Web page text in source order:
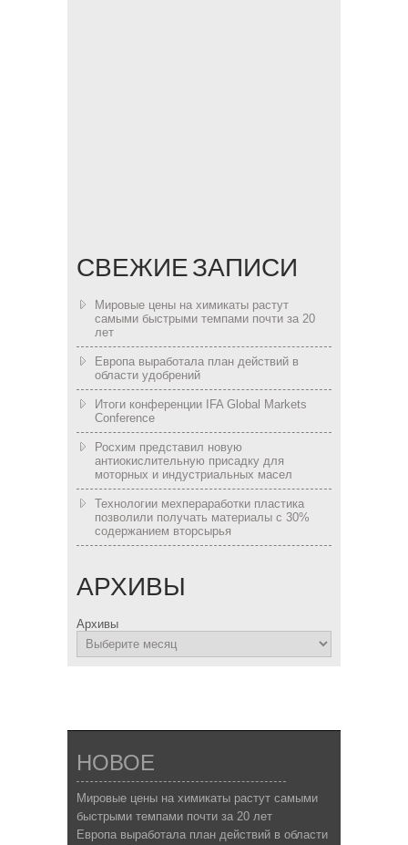
СВЕЖИЕ ЗАПИСИ
Мировые цены на химикаты растут
самыми быстрыми темпами почти за 20
лет
Европа выработала план действий в
области удобрений
Итоги конференции IFA Global Markets
Conference
Росхим представил новую
антиокислительную присадку для
моторных и индустриальных масел
Технологии мехпераработки пластика
позволили получать материалы с 30%
содержанием вторсырья
АРХИВЫ
Архивы
НОВОЕ
Мировые цены на химикаты растут самыми
быстрыми темпами почти за 20 лет
Европа выработала план действий в области